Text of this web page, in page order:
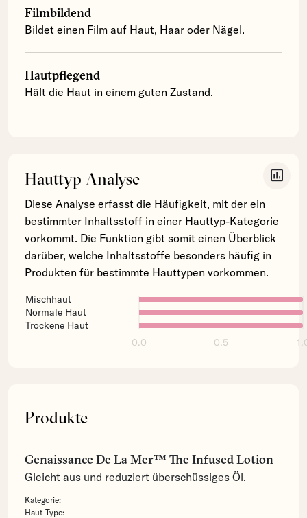
Filmbildend
Bildet einen Film auf Haut, Haar oder Nägel.
Hautpflegend
Hält die Haut in einem guten Zustand.
Hauttyp Analyse
Diese Analyse erfasst die Häufigkeit, mit der ein
bestimmter Inhaltsstoff in einer Hauttyp-Kategorie
vorkommt. Die Funktion gibt somit einen Überblick
darüber, welche Inhaltsstoffe besonders häufig in
Produkten für bestimmte Hauttypen vorkommen.
insert_chart
0.0 0.5
Mischhaut
Normale Haut
Trockene Haut
Produkte
Genaissance De La Mer™ The Infused Lotion
Gleicht aus und reduziert überschüssiges Öl.
Kategorie:
Haut-Type: